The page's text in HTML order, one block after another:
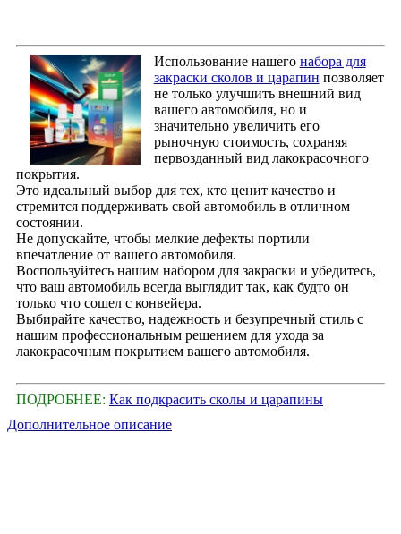
Использование нашего набора для
закраски сколов и царапин позволяет
не только улучшить внешний вид
вашего автомобиля, но и
значительно увеличить его
рыночную стоимость, сохраняя
первозданный вид лакокрасочного
покрытия.
Это идеальный выбор для тех, кто ценит качество и
стремится поддерживать свой автомобиль в отличном
состоянии.
Не допускайте, чтобы мелкие дефекты портили
впечатление от вашего автомобиля.
Воспользуйтесь нашим набором для закраски и убедитесь,
что ваш автомобиль всегда выглядит так, как будто он
только что сошел с конвейера.
Выбирайте качество, надежность и безупречный стиль с
нашим профессиональным решением для ухода за
лакокрасочным покрытием вашего автомобиля.
ПОДРОБНЕЕ: Как подкрасить сколы и царапины
Дополнительное описание